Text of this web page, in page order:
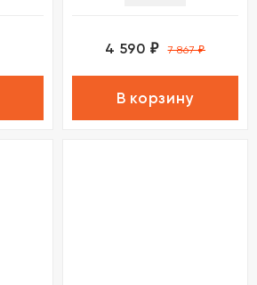
4 590 ₽ 7 867₽
В корзину